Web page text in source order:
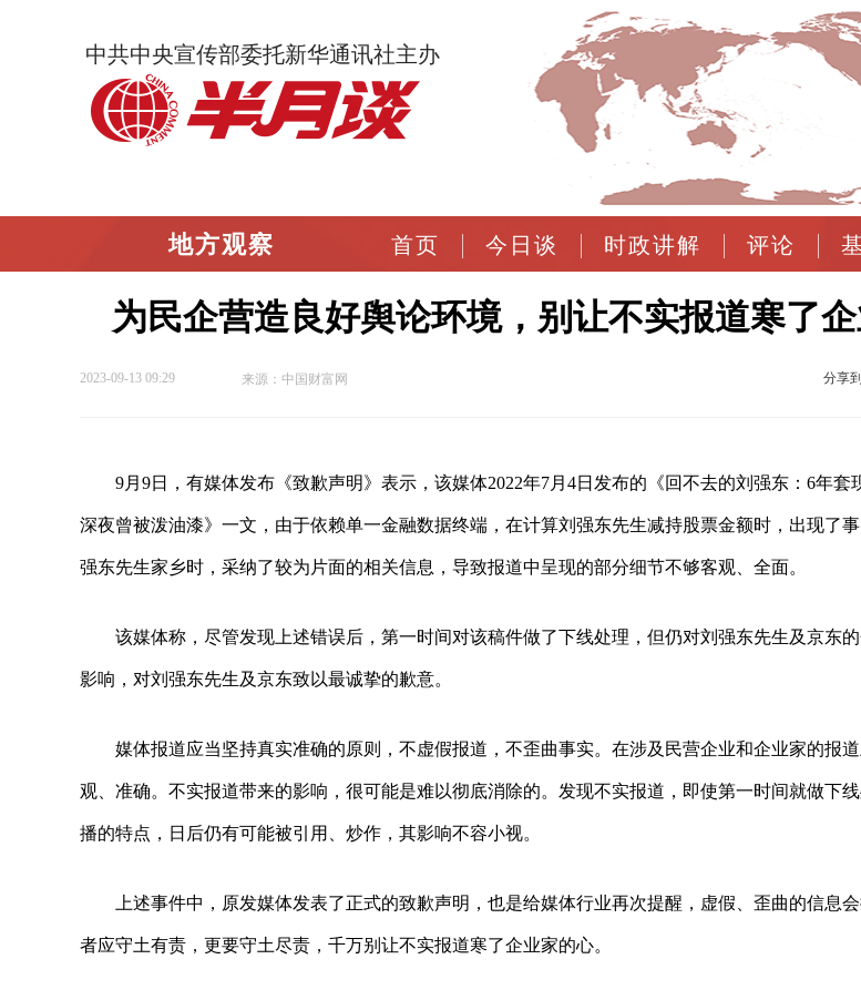
中共中央宣传部委托新华通讯社主办
地方观察 首页 今日谈 时政讲解 评论
为民企营造良好舆论环境，别让不实报道寒了
2023-09-13 09:29 来源：中国财富网 分享
9月9日，有媒体发布《致歉声明》表示，该媒体2022年7月4日发布的《回不去的刘强东：6年套
深夜曾被泼油漆》一文，由于依赖单一金融数据终端，在计算刘强东先生减持股票金额时，出现了
强东先生家乡时，采纳了较为片面的相关信息，导致报道中呈现的部分细节不够客观、全面。
该媒体称，尽管发现上述错误后，第一时间对该稿件做了下线处理，但仍对刘强东先生及京东
影响，对刘强东先生及京东致以最诚挚的歉意。
媒体报道应当坚持真实准确的原则，不虚假报道，不歪曲事实。在涉及民营企业和企业家的报
观、准确。不实报道带来的影响，很可能是难以彻底消除的。发现不实报道，即使第一时间就做下
播的特点，日后仍有可能被引用、炒作，其影响不容小视。
上述事件中，原发媒体发表了正式的致歉声明，也是给媒体行业再次提醒，虚假、歪曲的信息
者应守土有责，更要守土尽责，千万别让不实报道寒了企业家的心。